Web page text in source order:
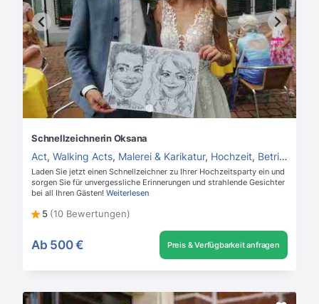
Schnellzeichnerin Oksana
Act, Walking Acts, Malerei & Karikatur, Hochzeit, Betriebsfeier
Laden Sie jetzt einen Schnellzeichner zu Ihrer Hochzeitsparty ein und
sorgen Sie für unvergessliche Erinnerungen und strahlende Gesichter
bei all Ihren Gästen! Weiterlesen
5 (10 Bewertungen)
Ab 500 € Preis & Verfügbarkeit anfragen